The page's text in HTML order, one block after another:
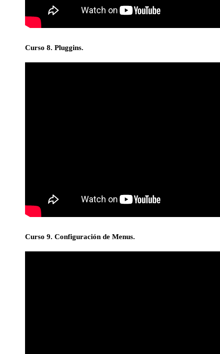
Curso 8. Pluggins.
Curso 9. Configuración de Menus.